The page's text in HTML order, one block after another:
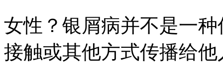
女性？银屑病并不是一
接触或其他方式传播给